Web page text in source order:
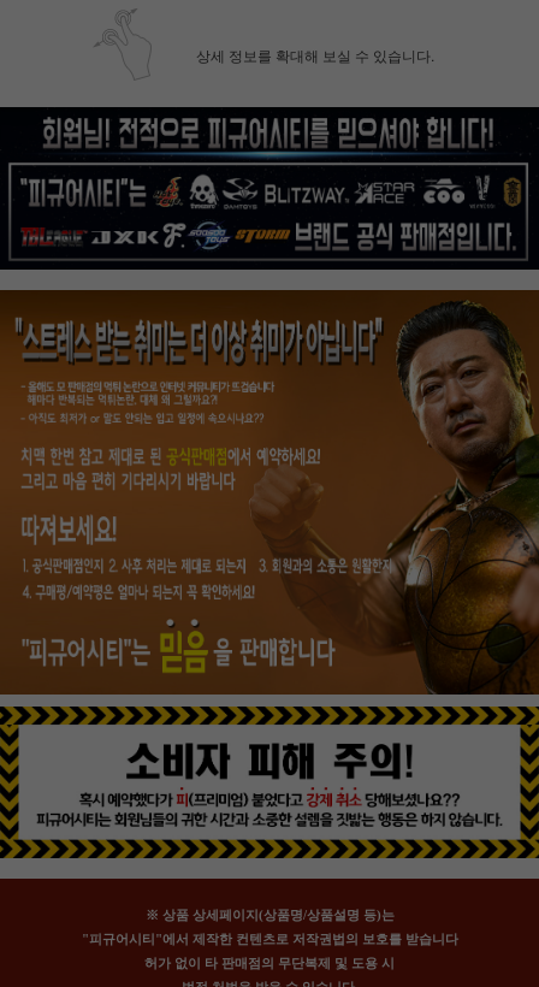
상세 정보를 확대해 보실 수 있습니다.
※ 상품 상세페이지(상품명/상품설명 등)는
"피규어시티"에서 제작한 컨텐츠로 저작권법의 보호를 받습니다
허가 없이 타 판매점의 무단복제 및 도용 시